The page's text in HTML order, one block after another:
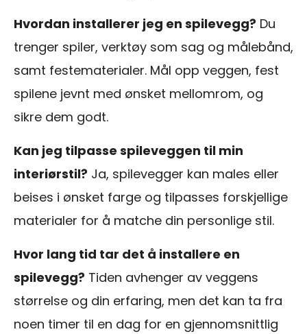
Hvordan installerer jeg en spilevegg? Du
trenger spiler, verktøy som sag og målebånd,
samt festematerialer. Mål opp veggen, fest
spilene jevnt med ønsket mellomrom, og
sikre dem godt.
Kan jeg tilpasse spileveggen til min
interiørstil? Ja, spilevegger kan males eller
beises i ønsket farge og tilpasses forskjellige
materialer for å matche din personlige stil.
Hvor lang tid tar det å installere en
spilevegg? Tiden avhenger av veggens
størrelse og din erfaring, men det kan ta fra
noen timer til en dag for en gjennomsnittlig